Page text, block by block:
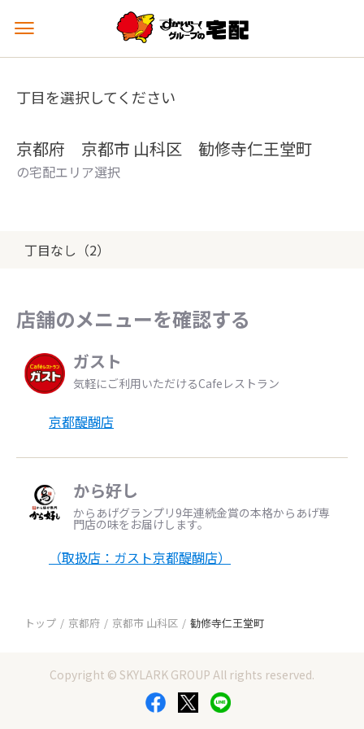
メ
ュ
を
丁目を選択してください
京都府 京都市 山科区 勧修寺仁王堂町
の宅配エリア選択
丁目なし（2）
店舗のメニューを確認する
ガスト
気軽にご利用いただけるCafeレストラン
京都醍醐店
から好し
からあげグランプリ9年連続金賞の本格からあげ専
門店の味をお届けします。
（取扱店：ガスト京都醍醐店）
トップ 京都府 京都市 山科区 勧修寺仁王堂町
Copyright © SKYLARK GROUP All rights reserved.